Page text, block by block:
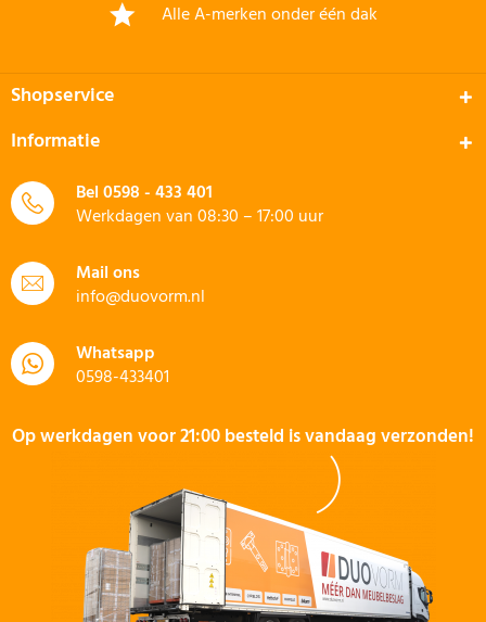
Alle A-merken onder één dak
Shopservice
Informatie
Bel0598 - 433 401
Werkdagen van 08:30 – 17:00 uur
Mail ons
info@duovorm.nl
Whatsapp
0598-433401
Op werkdagen voor 21:00 besteld is vandaag verzonden!